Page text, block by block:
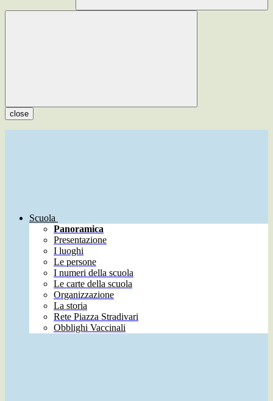
close
Scuola
Panoramica
Presentazione
I luoghi
Le persone
I numeri della scuola
Le carte della scuola
Organizzazione
La storia
Rete Piazza Stradivari
Obblighi Vaccinali